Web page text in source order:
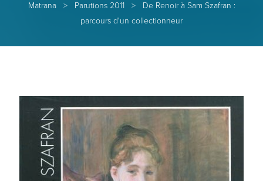
Matrana> Parutions 2011 >
De Renoir à Sam Szafran :
parcours d'un collectionneur